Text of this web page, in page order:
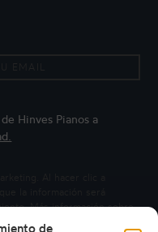
de
Hinves Pianos a
Más información sobre